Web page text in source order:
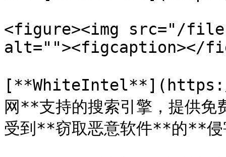
<figure><img src="/
alt=""><figcaption></
网**支持的搜索引擎，提供免
受到**窃取恶意软件**的**